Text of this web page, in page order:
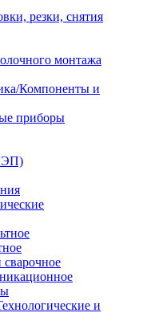
резки, снятия
монтажа
Компоненты и
приборы
и